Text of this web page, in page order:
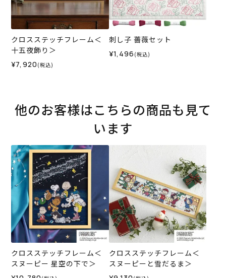
クロスステッチフレーム＜
十五夜飾り＞
¥7,920 (税込)
刺し子 薔薇セット
¥1,496 (税込)
他のお客様はこちらの商品も見て
います
クロスステッチフレーム＜
スヌーピー 星空の下で＞
クロスステッチフレーム＜
スヌーピーと雪だるま＞